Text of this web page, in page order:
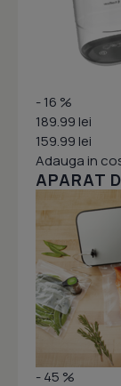
- 16 %
189.99 lei
159.99 lei
Adauga in
APARAT
- 45 %